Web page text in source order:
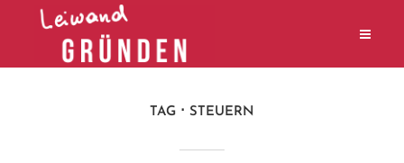
TAG STEUERN